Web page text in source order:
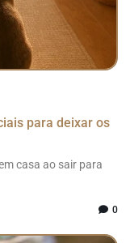
para deixar os
casa ao sair para
0